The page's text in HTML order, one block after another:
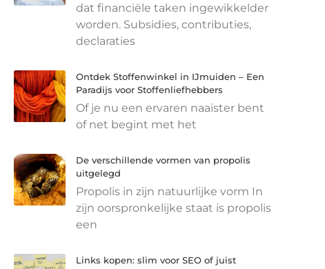
dat financiële taken ingewikkelder
worden. Subsidies, contributies,
declaraties
Ontdek Stoffenwinkel in IJmuiden – Een
Paradijs voor Stoffenliefhebbers
Of je nu een ervaren naaister bent
of net begint met het
De verschillende vormen van propolis
uitgelegd
Propolis in zijn natuurlijke vorm In
zijn oorspronkelijke staat is propolis
een
Links kopen: slim voor SEO of juist